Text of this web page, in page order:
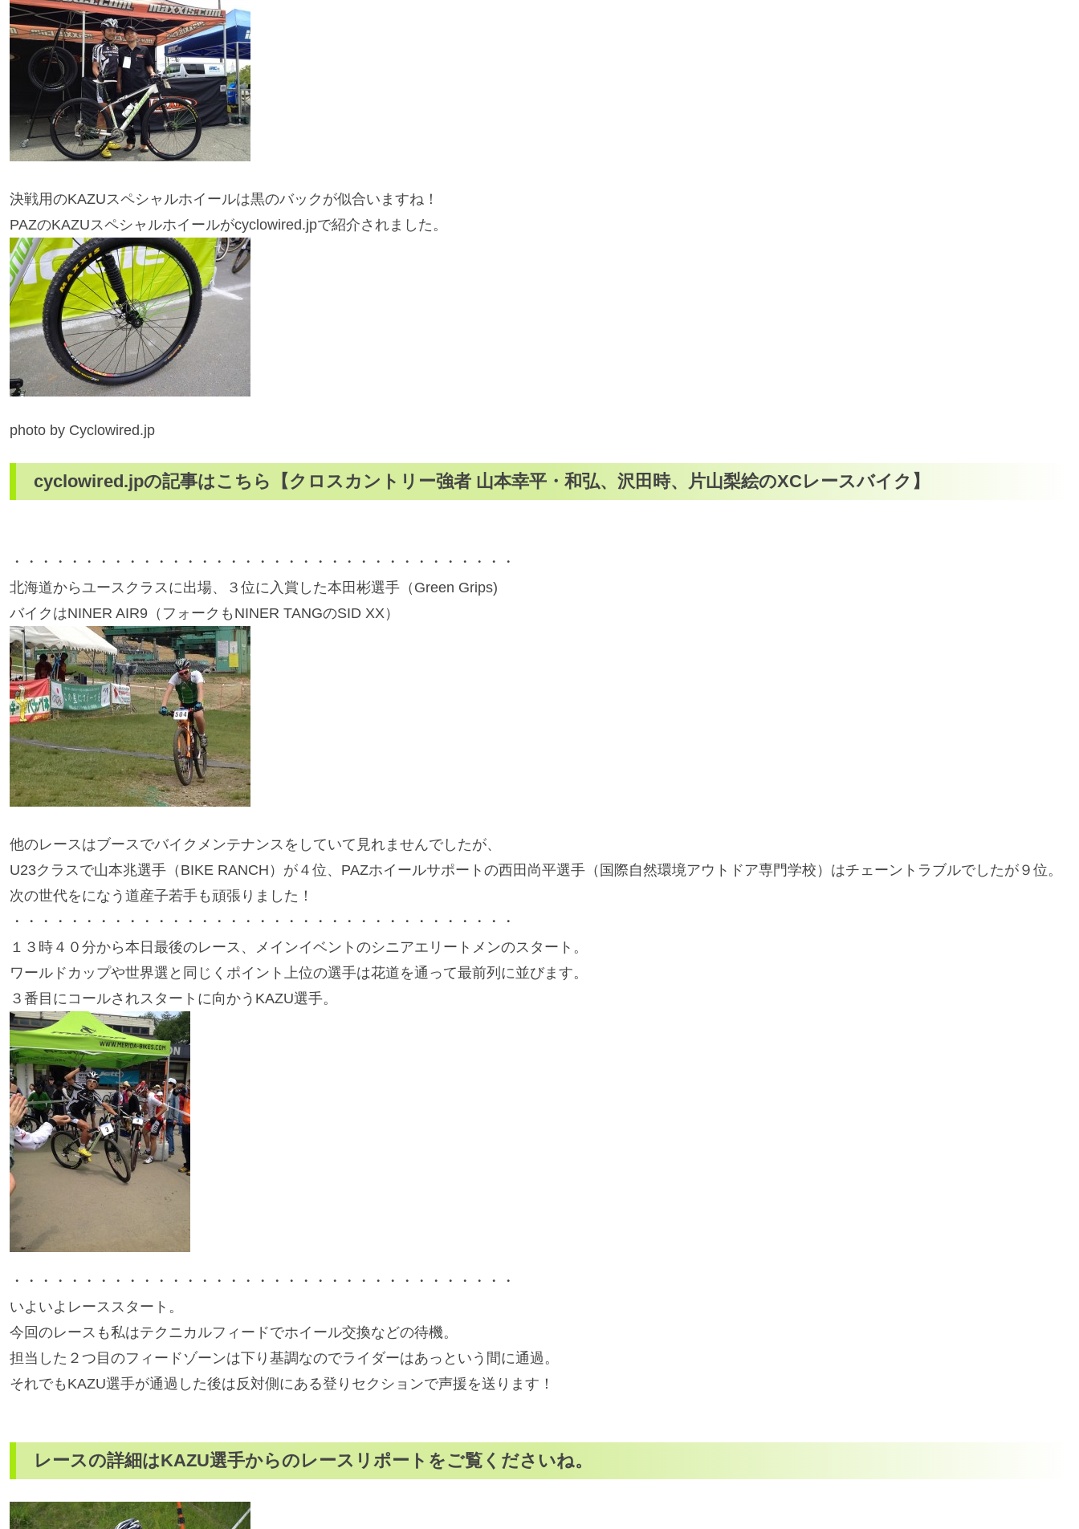
決戦用のKAZUスペシャルホイールは黒のバックが似合いますね！
PAZのKAZUスペシャルホイールがcyclowired.jpで紹介されました。
photo by Cyclowired.jp
cyclowired.jpの記事はこちら【クロスカントリー強者 山本幸平・和弘、沢田時、片山梨絵のXCレースバイク】
・・・・・・・・・・・・・・・・・・・・・・・・・・・・・・・・・・・
北海道からユースクラスに出場、３位に入賞した本田彬選手（Green Grips)
バイクはNINER AIR9（フォークもNINER TANGのSID XX）
他のレースはブースでバイクメンテナンスをしていて見れませんでしたが、
U23クラスで山本兆選手（BIKE RANCH）が４位、PAZホイールサポートの西田尚平選手（国際自然環境アウトドア専門学校）はチェーントラブルでしたが９位。
次の世代をになう道産子若手も頑張りました！
・・・・・・・・・・・・・・・・・・・・・・・・・・・・・・・・・・・
１３時４０分から本日最後のレース、メインイベントのシニアエリートメンのスタート。
ワールドカップや世界選と同じくポイント上位の選手は花道を通って最前列に並びます。
３番目にコールされスタートに向かうKAZU選手。
・・・・・・・・・・・・・・・・・・・・・・・・・・・・・・・・・・・
いよいよレーススタート。
今回のレースも私はテクニカルフィードでホイール交換などの待機。
担当した２つ目のフィードゾーンは下り基調なのでライダーはあっという間に通過。
それでもKAZU選手が通過した後は反対側にある登りセクションで声援を送ります！
レースの詳細はKAZU選手からのレースリポートをご覧くださいね。